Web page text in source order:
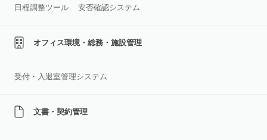
日程調整ツール
安否確認システム
オフィス環境・総務・施設管理
受付・入退室管理システム
文書・契約管理